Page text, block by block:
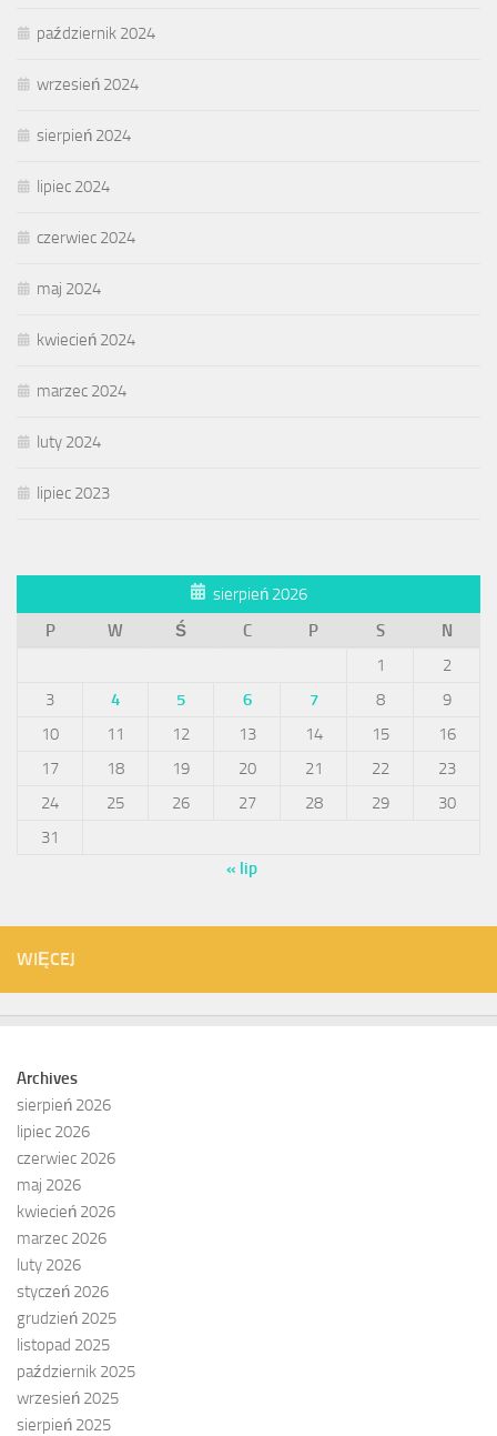
październik 2024
wrzesień 2024
sierpień 2024
lipiec 2024
czerwiec 2024
maj 2024
kwiecień 2024
marzec 2024
luty 2024
lipiec 2023
sierpień 2026
P
W Ś C P S
N
1
2
3
4 5 6 7 8
9
10
11 12 13 14 15
16
17
18 19 20 21 22
23
24
25 26 27 28 29
30
31
« lip
WIĘCEJ
Archives
sierpień 2026
lipiec 2026
czerwiec 2026
maj 2026
kwiecień 2026
marzec 2026
luty 2026
styczeń 2026
grudzień 2025
listopad 2025
październik 2025
wrzesień 2025
sierpień 2025